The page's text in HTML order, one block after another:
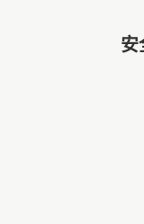
安